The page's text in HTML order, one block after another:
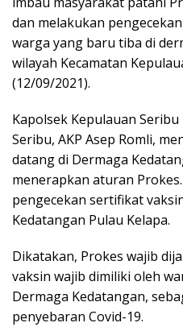
dan melakukan
warga yang baru tiba di
wilayah Kecamatan
(12/09/2021).
Kapolsek Kepulauan
Seribu, AKP Asep Romli,
datang di Dermaga
menerapkan aturan
pengecekan sertifikat
Kedatangan Pulau Kelapa.
Dikatakan, Prokes wajib
vaksin wajib dimiliki oleh
Dermaga Kedatangan,
penyebaran Covid-19.